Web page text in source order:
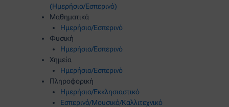
(Ημερήσιο/Εσπερινό)
Μαθηματικά
Ημερήσιο/Εσπερινό
Φυσική
Ημερήσιο/Εσπερινό
Χημεία
Ημερήσιο/Εσπερινό
Πληροφορική
Ημερήσιο/Εκκλησιαστικό
Εσπερινό/Μουσικό/Καλλιτεχνικό